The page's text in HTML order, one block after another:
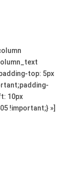
top: 5px
10px
!important;} »]